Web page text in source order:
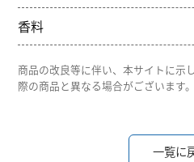
香料
商品の改良等に伴い、本サイトに示
際の商品と異なる場合がございます。
一覧に